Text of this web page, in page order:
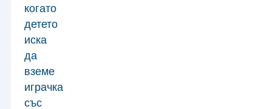
когато
детето
иска
да
вземе
играчка
със